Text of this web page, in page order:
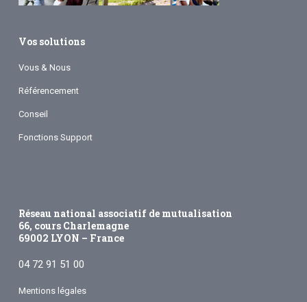
Vos solutions
Vous & Nous
Référencement
Conseil
Fonctions Support
Réseau national associatif de mutualisation
66, cours Charlemagne
69002 LYON – France
04 72 91 51 00
Mentions légales